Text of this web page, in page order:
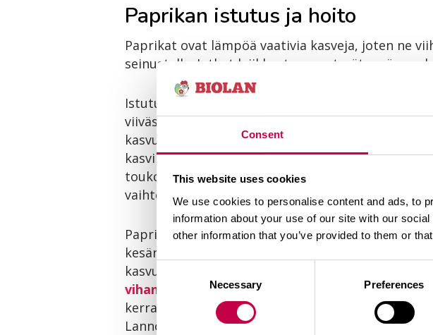
Consent
This website uses cookies
We use cookies to personalise content and ads, to
information about your use of our site with our
other information that you’ve provided to them or
Selection
Necessary Preferences
Paprikan istutus ja hoito
Paprikat ovat lämpöä vaativia kasveja, joten ne
seinustalla. Jotkut lajikkeet menestyvät myös
Istutusajankohtaan vaikuttaa paprikan tuleva
viivästytetään niin kauan, että kasvualusta on
kasvupaikan ilman lämpötila ei saisi laskea alle
kasvihuoneessa, jota voidaan tarvittaessa
toukokuun alkupuolella. Lämmittämättömiin
vaihteessa ja avomaalle kesäkuussa.
Paprikan kasvatus on helppoa Biolan
kesän kasvulle eikä työläitä lisälannoituksia
kasvualustan rakennetta parannetaan ilmavalla
vihanneslannoite, jota yksi paprikantaimi
kerralla sijoituslannoituksena: taimien väliin
Lannoitejauhe peitetään kerroksella kasvualustaa.